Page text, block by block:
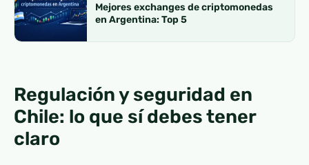
Mejores exchanges de criptomonedas
en Argentina: Top 5
Regulación y seguridad en
Chile: lo que sí debes tener
claro